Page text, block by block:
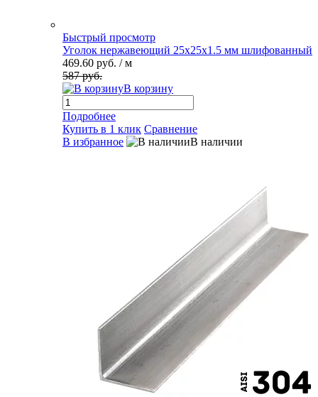
Быстрый просмотр
Уголок нержавеющий 25х25х1.5 мм шлифованный
469.60 руб. / м
587 руб.
В корзину
Подробнее
Купить в 1 клик Сравнение
В избранное
В наличии